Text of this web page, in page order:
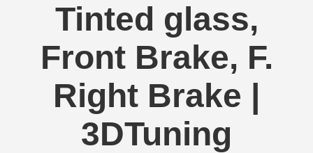
Tinted glass,
Front Brake, F.
Right Brake |
3DTuning